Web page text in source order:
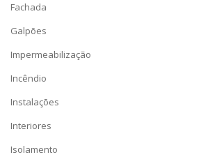
Fachada
Galpões
Impermeabilização
Incêndio
Instalações
Interiores
Isolamento